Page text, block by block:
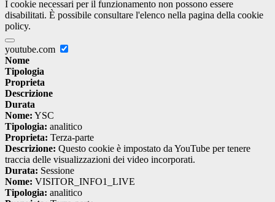
I cookie necessari per il funzionamento non possono essere
disabilitati. È possibile consultare l'elenco nella pagina della cookie
policy.
youtube.com
Nome
Tipologia
Proprieta
Descrizione
Durata
Nome: YSC
Tipologia: analitico
Proprieta: Terza-parte
Descrizione: Questo cookie è impostato da YouTube per tenere
traccia delle visualizzazioni dei video incorporati.
Durata: Sessione
Nome: VISITOR_INFO1_LIVE
Tipologia: analitico